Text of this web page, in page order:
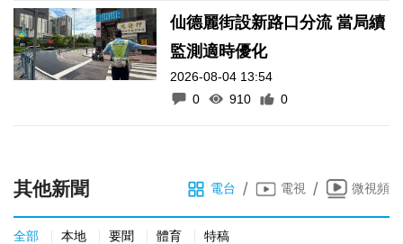
仙德麗街設新路口分流 當局續
監測適時優化
2026-08-04 13:54
0
910 0
其他新聞 電台 / 電視 / 微視頻
全部 本地 要聞 體育 特稿